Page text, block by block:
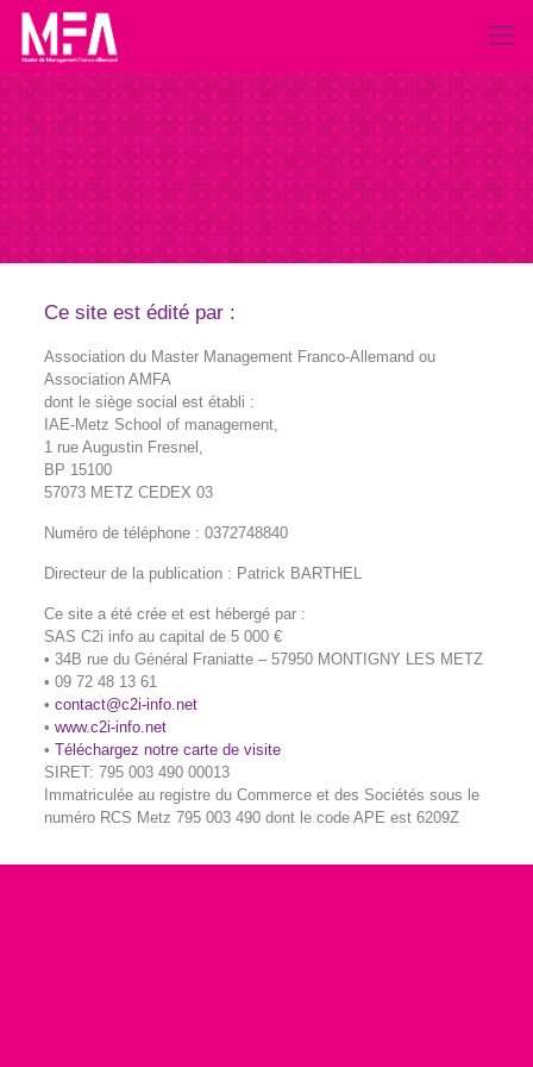
Ce site est édité par :
Association du Master Management Franco-Allemand ou
Association AMFA
dont le siège social est établi :
IAE-Metz School of management,
1 rue Augustin Fresnel,
BP 15100
57073 METZ CEDEX 03
Numéro de téléphone : 0372748840
Directeur de la publication : Patrick BARTHEL
Ce site a été crée et est hébergé par :
SAS C2i info au capital de 5 000 €
• 34B rue du Général Franiatte – 57950 MONTIGNY LES METZ
• 09 72 48 13 61
• contact@c2i-info.net
• www.c2i-info.net
• Téléchargez notre carte de visite
SIRET: 795 003 490 00013
Immatriculée au registre du Commerce et des Sociétés sous le
numéro RCS Metz 795 003 490 dont le code APE est 6209Z